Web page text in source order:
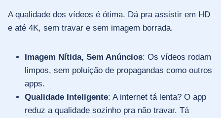
A qualidade dos vídeos é ótima. Dá pra assistir em HD
e até 4K, sem travar e sem imagem borrada.
Imagem Nítida, Sem Anúncios: Os vídeos rodam
limpos, sem poluição de propagandas como outros
apps.
Qualidade Inteligente: A internet tá lenta? O app
reduz a qualidade sozinho pra não travar. Tá